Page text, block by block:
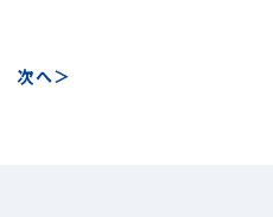
次へ